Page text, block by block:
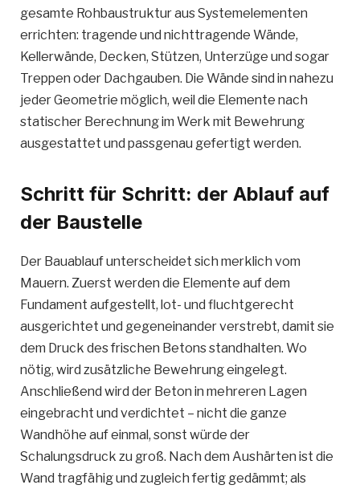
gesamte Rohbaustruktur aus Systemelementen
errichten: tragende und nichttragende Wände,
Kellerwände, Decken, Stützen, Unterzüge und sogar
Treppen oder Dachgauben. Die Wände sind in nahezu
jeder Geometrie möglich, weil die Elemente nach
statischer Berechnung im Werk mit Bewehrung
ausgestattet und passgenau gefertigt werden.
Schritt für Schritt: der Ablauf auf
der Baustelle
Der Bauablauf unterscheidet sich merklich vom
Mauern. Zuerst werden die Elemente auf dem
Fundament aufgestellt, lot- und fluchtgerecht
ausgerichtet und gegeneinander verstrebt, damit sie
dem Druck des frischen Betons standhalten. Wo
nötig, wird zusätzliche Bewehrung eingelegt.
Anschließend wird der Beton in mehreren Lagen
eingebracht und verdichtet – nicht die ganze
Wandhöhe auf einmal, sonst würde der
Schalungsdruck zu groß. Nach dem Aushärten ist die
Wand tragfähig und zugleich fertig gedämmt; als